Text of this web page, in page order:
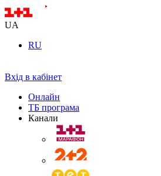
UA
RU
Вхід в кабінет
Онлайн
ТБ програма
Канали